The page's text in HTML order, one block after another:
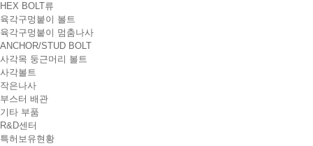
HEX BOLT류
육각구멍붙이 볼트
육각구멍붙이 멈춤나사
ANCHOR/STUD BOLT
사각목 둥근머리 볼트
사각볼트
작은나사
부스터 배관
기타 부품
R&D센터
특허보유현황